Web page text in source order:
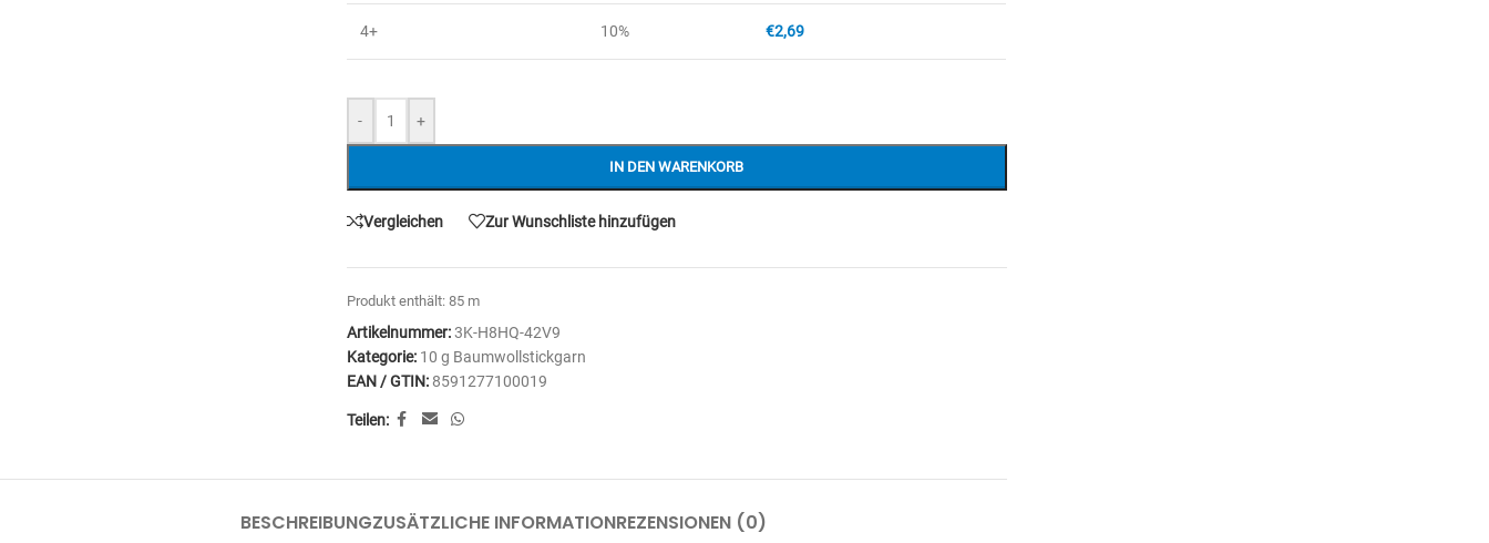
- +
IN DEN WARENKORB
4+ 10% €2,69
Vergleichen Zur Wunschliste hinzufügen
Produkt enthält: 85 m
Artikelnummer:3K-H8HQ-42V9
Kategorie: 10 g Baumwollstickgarn
EAN / GTIN: 8591277100019
Teilen:
BESCHREIBUNGZUSÄTZLICHE INFORMATIONREZENSIONEN (0)